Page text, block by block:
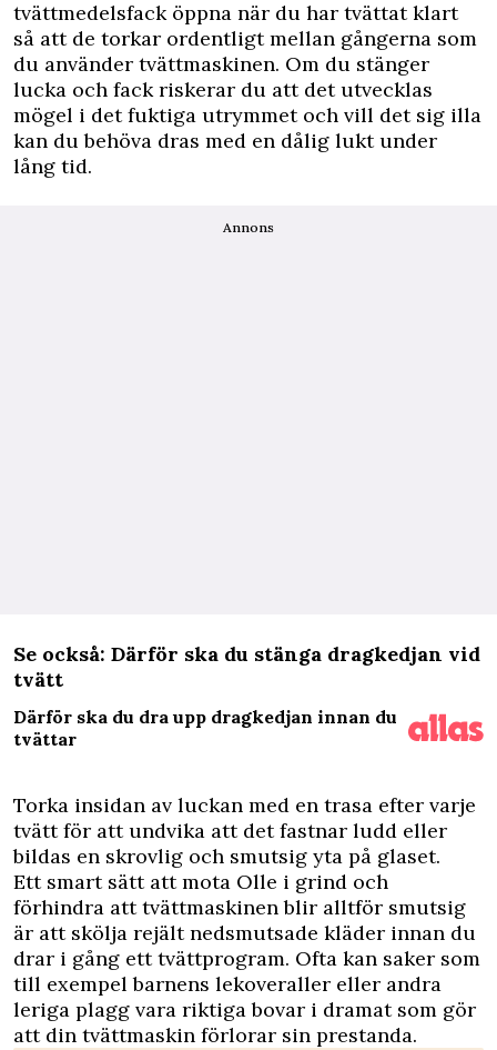
tvättmedelsfack öppna när du har tvättat klart
så att de torkar ordentligt mellan gångerna som
du använder tvättmaskinen. Om du stänger
lucka och fack riskerar du att det utvecklas
mögel i det fuktiga utrymmet och vill det sig illa
kan du behöva dras med en dålig lukt under
lång tid.
Annons
Se också: Därför ska du stänga dragkedjan vid
tvätt
Därför ska du dra upp dragkedjan innan du
tvättar
Torka insidan av luckan med en trasa efter varje
tvätt för att undvika att det fastnar ludd eller
bildas en skrovlig och smutsig yta på glaset.
Ett smart sätt att mota Olle i grind och
förhindra att tvättmaskinen blir alltför smutsig
är att skölja rejält nedsmutsade kläder innan du
drar i gång ett tvättprogram. Ofta kan saker som
till exempel barnens lekoveraller eller andra
leriga plagg vara riktiga bovar i dramat som gör
att din tvättmaskin förlorar sin prestanda.